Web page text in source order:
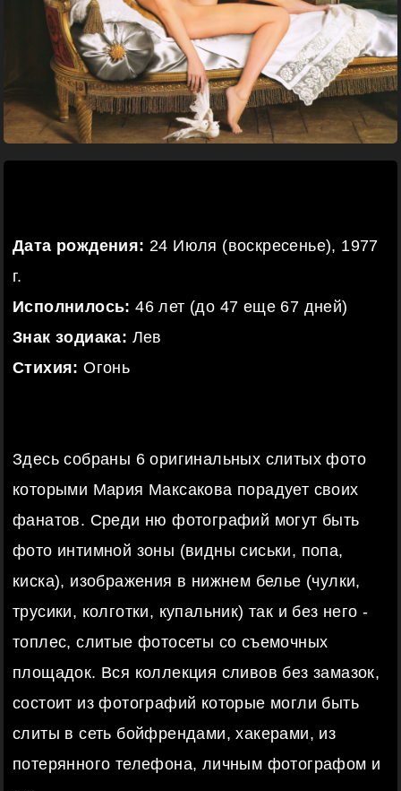
Дата рождения: 24 Июля (воскресенье), 1977
г.
Исполнилось: 46 лет (до 47 еще 67 дней)
Знак зодиака: Лев
Стихия: Огонь
Здесь собраны 6 оригинальных слитых фото
которыми Мария Максакова порадует своих
фанатов. Среди ню фотографий могут быть
фото интимной зоны (видны сиськи, попа,
киска), изображения в нижнем белье (чулки,
трусики, колготки, купальник) так и без него -
топлес, слитые фотосеты со съемочных
площадок. Вся коллекция сливов без замазок,
состоит из фотографий которые могли быть
слиты в сеть бойфрендами, хакерами, из
потерянного телефона, личным фотографом и